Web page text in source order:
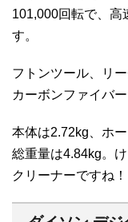
101,000回転で、高
す。
フトンツール、リ
カーボンファイバ
本体は2.72kg、ホ
総重量は4.84kg。
クリーナーですね！